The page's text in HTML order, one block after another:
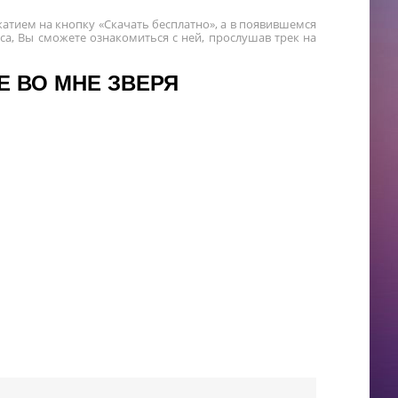
на кнопку «Скачать бесплатно», а в появившемся
Вы сможете ознакомиться с ней, прослушав трек на
ВО МНЕ ЗВЕРЯ